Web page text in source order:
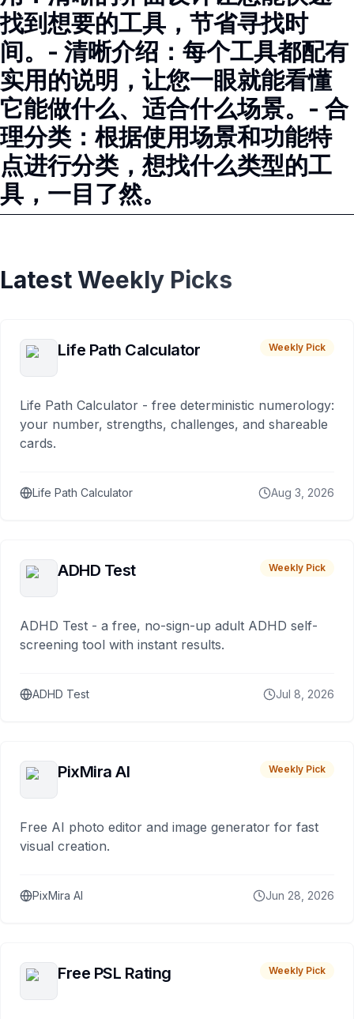
找到想要的工具，节省寻找时
间。- 清晰介绍：每个工具都配有
实用的说明，让您一眼就能看懂
它能做什么、适合什么场景。- 合
理分类：根据使用场景和功能特
点进行分类，想找什么类型的工
具，一目了然。
Latest Weekly Picks
Life Path Calculator Weekly Pick
Life Path Calculator - free deterministic numerology:
your number, strengths, challenges, and shareable
cards.
Life Path Calculator Aug 3, 2026
ADHD Test Weekly Pick
ADHD Test - a free, no-sign-up adult ADHD self-
screening tool with instant results.
ADHD Test Jul 8, 2026
PixMira AI Weekly Pick
Free AI photo editor and image generator for fast
visual creation.
PixMira AI Jun 28, 2026
Free PSL Rating Weekly Pick